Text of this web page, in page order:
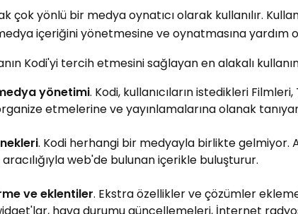
çok yönlü bir medya oynatıcı olarak kullanılır.
içeriğini yönetmesine ve oynatmasına yardım
Kodi'yi tercih etmesini sağlayan en alakalı
yönetimi. Kodi, kullanıcıların istedikleri
etmelerine ve yayınlamalarına olanak
. Kodi herhangi bir medyayla birlikte gelmiyor.
web'de bulunan içerikle buluşturur.
ve eklentiler. Ekstra özellikler ve çözümler
hava durumu güncellemeleri, İnternet